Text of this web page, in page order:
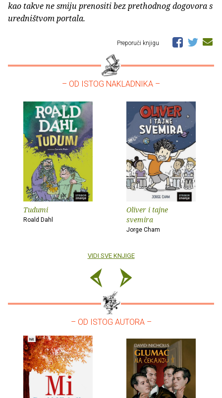
kao takve ne smiju prenositi bez prethodnog dogovora s
uredništvom portala.
Preporuči knjigu
– OD ISTOG NAKLADNIKA –
Tudumi
Roald Dahl
Oliver i tajne
svemira
Jorge Cham
VIDI SVE KNJIGE
– OD ISTOG AUTORA –